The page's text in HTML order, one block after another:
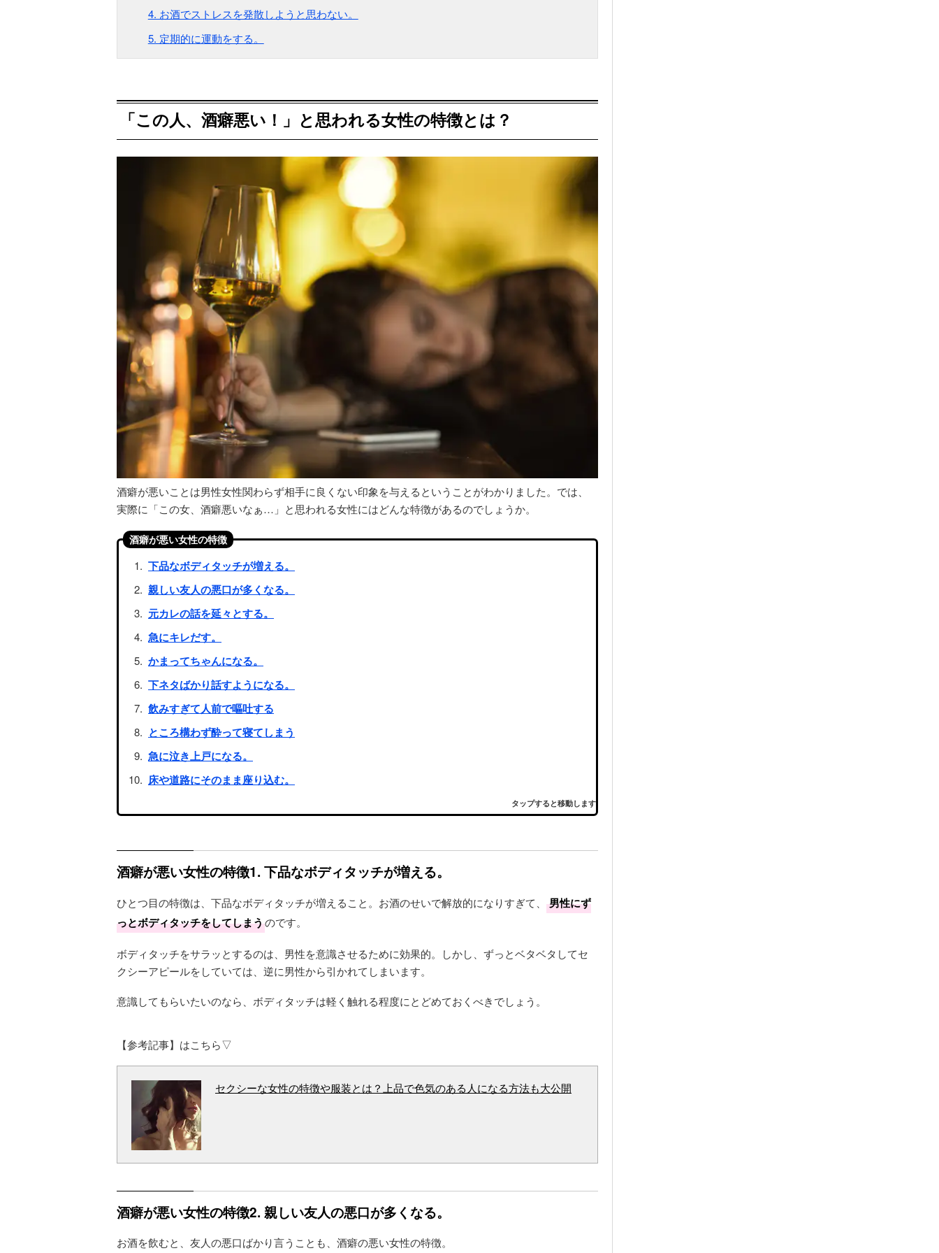
4. お酒でストレスを発散しようと思わない。
5. 定期的に運動をする。
「この人、酒癖悪い！」と思われる女性の特徴とは？
酒癖が悪いことは男性女性関わらず相手に良くない印象を与えるということがわかりました。では、
実際に「この女、酒癖悪いなぁ…」と思われる女性にはどんな特徴があるのでしょうか。
酒癖が悪い女性の特徴
下品なボディタッチが増える。
親しい友人の悪口が多くなる。
元カレの話を延々とする。
急にキレだす。
かまってちゃんになる。
下ネタばかり話すようになる。
飲みすぎて人前で嘔吐する
ところ構わず酔って寝てしまう
急に泣き上戸になる。
床や道路にそのまま座り込む。
タップすると移動します
酒癖が悪い女性の特徴1. 下品なボディタッチが増える。
ひとつ目の特徴は、下品なボディタッチが増えること。お酒のせいで解放的になりすぎて、
男性にず
っとボディタッチをしてしまうのです。
ボディタッチをサラッとするのは、男性を意識させるために効果的。しかし、ずっとベタベタしてセ
クシーアピールをしていては、逆に男性から引かれてしまいます。
意識してもらいたいのなら、ボディタッチは軽く触れる程度にとどめておくべきでしょう。
【参考記事】はこちら▽
セクシーな女性の特徴や服装とは？上品で色気のある人になる方法も大公開
酒癖が悪い女性の特徴2. 親しい友人の悪口が多くなる。
お酒を飲むと、友人の悪口ばかり言うことも、酒癖の悪い女性の特徴。